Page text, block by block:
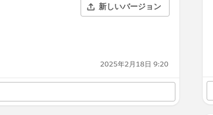
新しいバージョン
2025年2月18日 9:20